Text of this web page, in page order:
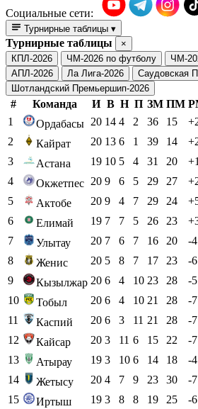
Социальные сети:
Турнирные таблицы ▾
Турнирные таблицы
×
КПЛ-2026
ЧМ-2026 по футболу
ЧМ-
АПЛ-2026
Ла Лига-2026
Саудовская
Шотландский Премьершип-2026
# Команда И В Н П ЗМ ПМ
1
Ордабасы 20 14 4 2 36 15
2
Кайрат 20 13 6 1 39 14
3
Астана 19 10 5 4 31 20
4
Окжетпес 20 9 6 5 29 27
5
Актобе 20 9 4 7 29 24
6
Елимай 19 7 7 5 26 23
7
Улытау 20 7 6 7 16 20 -4
8
Женис 20 5 8 7 17 23 -6
9
Кызылжар 20 6 4 10 23 28 -5
10
Тобыл 20 6 4 10 21 28 -7
11
Каспий 20 6 3 11 21 28 -7
12
Кайсар 20 3 11 6 15 22 -7
13
Атырау 19 3 10 6 14 18 -4
14
Жетысу 20 4 7 9 23 30 -7
15
Иртыш 19 3 8 8 19 25 -6